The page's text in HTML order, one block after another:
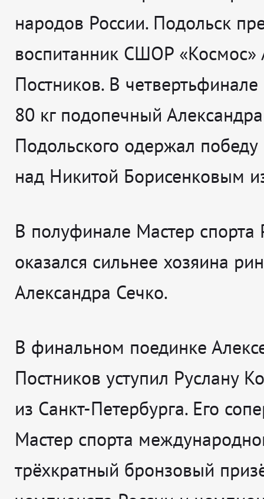
народов России. Подольск
воспитанник СШОР «Космос»
Постников. В
80 кг подопечный Александра
Подольского одержал
над Никитой Борисенковым
В полуфинале Мастер спорта
оказался сильнее хозяина
Александра Сечко.
В финальном поединке
Постников уступил Руслану
из Санкт-Петербурга. Его
Мастер спорта
трёхкратный бронзовый